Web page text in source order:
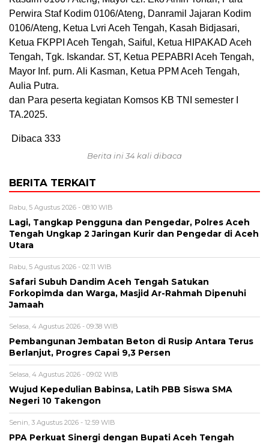
Perwira Staf Kodim 0106/Ateng, Danramil Jajaran Kodim
0106/Ateng, Ketua Lvri Aceh Tengah, Kasah Bidjasari,
Ketua FKPPI Aceh Tengah, Saiful, Ketua HIPAKAD Aceh
Tengah, Tgk. Iskandar. ST, Ketua PEPABRI Aceh Tengah,
Mayor Inf. purn. Ali Kasman, Ketua PPM Aceh Tengah,
Aulia Putra.
dan Para peserta kegiatan Komsos KB TNI semester I
TA.2025.
Dibaca 333
Berita ini 34 kali dibaca
BERITA TERKAIT
Rabu, 5 Agustus 2026 - 08:10 WIB
Lagi, Tangkap Pengguna dan Pengedar, Polres Aceh
Tengah Ungkap 2 Jaringan Kurir dan Pengedar di Aceh
Utara
Rabu, 5 Agustus 2026 - 02:11 WIB
Safari Subuh Dandim Aceh Tengah Satukan
Forkopimda dan Warga, Masjid Ar-Rahmah Dipenuhi
Jamaah
Selasa, 4 Agustus 2026 - 09:38 WIB
‎Pembangunan Jembatan Beton di Rusip Antara Terus
Berlanjut, Progres Capai 9,3 Persen
Selasa, 4 Agustus 2026 - 09:02 WIB
Wujud Kepedulian Babinsa, Latih PBB Siswa SMA
Negeri 10 Takengon
Senin, 3 Agustus 2026 - 12:59 WIB
‎PPA Perkuat Sinergi dengan Bupati Aceh Tengah